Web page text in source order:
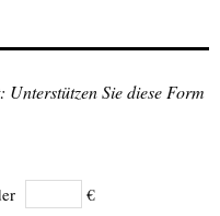
Sie diese Form
€